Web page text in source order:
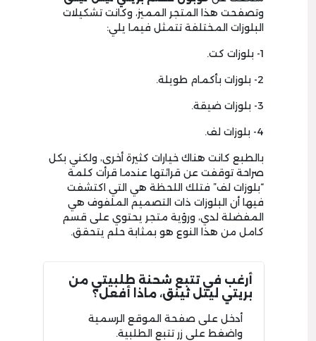
وتصفحت هذا المتجر المميز، وكانت تشكيلات
البلوزات المختلفة تتمثل فيما يلي:
1- بلوزات كت.
2- بلوزات بأكمام طويلة.
3- بلوزات ضيقة.
4- بلوزات لف.
بالطبع كانت هناك خيارات كثيرة أخرى، ولكني بكل
صراحة توقفت عن قرائتها عندما قرأت كلمة
“بلوزات لف” فتلك اللحظة هي التي اكتشفت
فيها أن البلوزات ذات التصميم الملفوف هي
المفضلة لدي، ورؤية متجر يحتوي على قسم
كامل من هذا النوع هو بمثابة حلم يتحقق.
أرغب في تتبع شحنة طلبيتي من
بريتي ليتل ثينق، ماذا أفعل؟
أدخل على صفحة الموقع الرسمية
واضغط على زر تتبع الطلبية.